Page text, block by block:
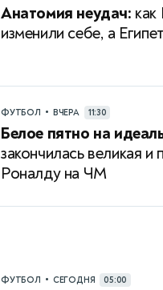
Анатомия неудач:
изменили себе, а
ФУТБОЛ • ВЧЕРА 11:30
Белое пятно на
закончилась великая
Роналду на ЧМ
ФУТБОЛ • СЕГОДНЯ 05:00